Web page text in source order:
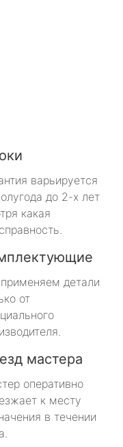
варьируется
до 2-х лет
какая
детали
от
мастера
оперативно
к месту
в течении